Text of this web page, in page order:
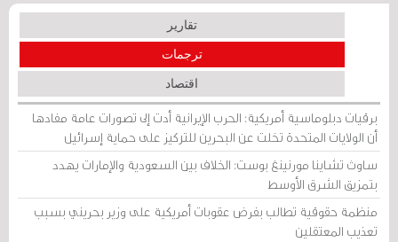
تقارير
ترجمات
اقتصاد
برقيات دبلوماسية أمريكية: الحرب الإيرانية أدت إلى تصورات عامة مفادها
أن الولايات المتحدة تخلت عن البحرين للتركيز على حماية إسرائيل
ساوث تشاينا مورنينغ بوست: الخلاف بين السعودية والإمارات يهدد
بتمزيق الشرق الأوسط
منظمة حقوقية تطالب بفرض عقوبات أمريكية على وزير بحريني بسبب
تعذيب المعتقلين